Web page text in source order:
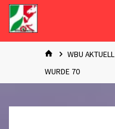
Zum
Inhalt
springen
STARTWBU AKTUELL
WURDE 70